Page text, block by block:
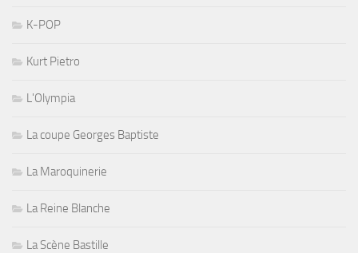
K-POP
Kurt Pietro
L'Olympia
La coupe Georges Baptiste
La Maroquinerie
La Reine Blanche
La Scène Bastille